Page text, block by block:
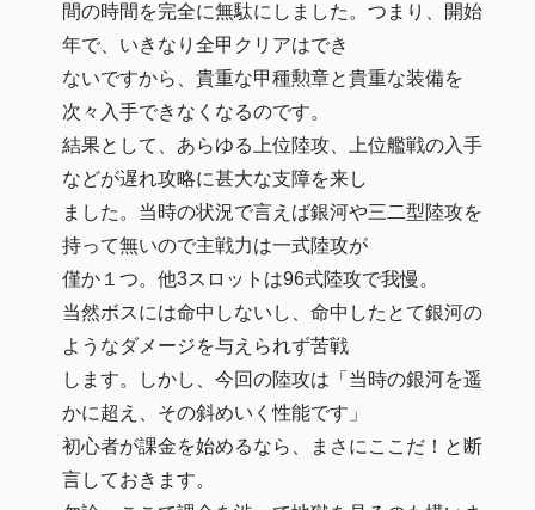
間の時間を完全に無駄にしました。つまり、開始
年で、いきなり全甲クリアはでき
ないですから、貴重な甲種勲章と貴重な装備を
次々入手できなくなるのです。
結果として、あらゆる上位陸攻、上位艦戦の入手
などが遅れ攻略に甚大な支障を来し
ました。当時の状況で言えば銀河や三二型陸攻を
持って無いので主戦力は一式陸攻が
僅か１つ。他3スロットは96式陸攻で我慢。
当然ボスには命中しないし、命中したとて銀河の
ようなダメージを与えられず苦戦
します。しかし、今回の陸攻は「当時の銀河を遥
かに超え、その斜めいく性能です」
初心者が課金を始めるなら、まさにここだ！と断
言しておきます。